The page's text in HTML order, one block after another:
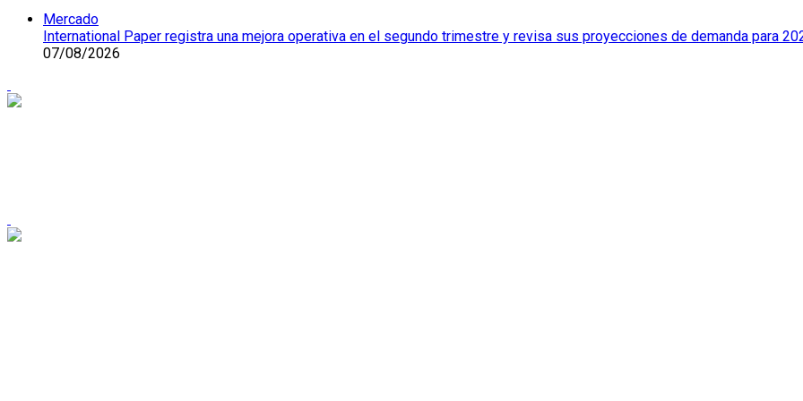
Mercado
International Paper registra una mejora operativa en el segundo trimestre y revisa sus proyecciones de demanda para
07/08/2026